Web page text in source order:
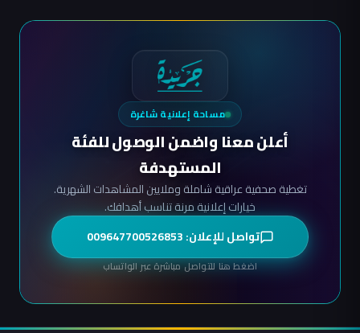
مساحة إعلانية شاغرة
أعلن معنا واضمن الوصول للفئة
المستهدفة
تغطية صحفية عراقية شاملة وملايين المشاهدات الشهرية.
خيارات إعلانية مرنة تناسب أهدافك.
تواصل للإعلان: 009647700526853
اضغط هنا للتواصل مباشرة عبر الواتساب